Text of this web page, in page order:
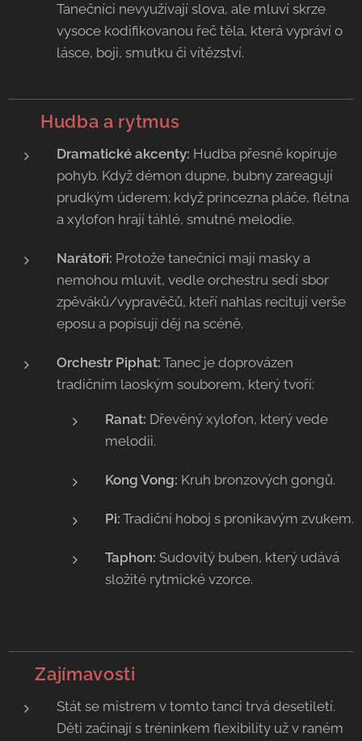
Tanečníci nevyužívají slova, ale mluví skrze
vysoce kodifikovanou řeč těla, která vypráví o
lásce, boji, smutku či vítězství.
Hudba a rytmus
Dramatické akcenty: Hudba přesně kopíruje
pohyb. Když démon dupne, bubny zareagují
prudkým úderem; když princezna pláče, flétna
a xylofon hrají táhlé, smutné melodie.
Narátoři: Protože tanečníci mají masky a
nemohou mluvit, vedle orchestru sedí sbor
zpěváků/vypravěčů, kteří nahlas recitují verše
eposu a popisují děj na scéně.
Orchestr Piphat: Tanec je doprovázen
tradičním laoským souborem, který tvoří:
Ranat: Dřevěný xylofon, který vede
melodii.
Kong Vong: Kruh bronzových gongů.
Pi: Tradiční hoboj s pronikavým zvukem.
Taphon: Sudovitý buben, který udává
složité rytmické vzorce.
💡 Zajímavosti
Stát se mistrem v tomto tanci trvá desetiletí.
Děti začínají s tréninkem flexibility už v raném